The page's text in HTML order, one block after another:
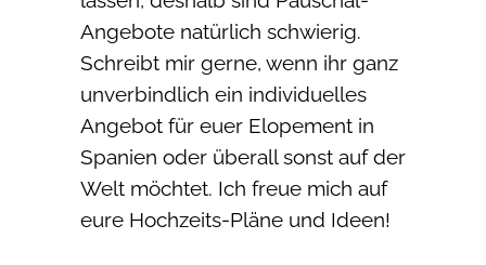
Angebote natürlich schwierig.
Schreibt mir gerne, wenn ihr ganz
unverbindlich ein individuelles
Angebot für euer Elopement in
Spanien oder überall sonst auf der
Welt möchtet. Ich freue mich auf
eure Hochzeits-Pläne und Ideen!